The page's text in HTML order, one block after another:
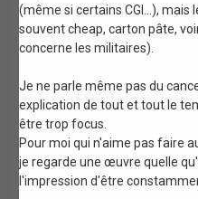
(même si certains CGI...),
souvent cheap, carton pâte,
concerne les militaires).
Je ne parle même pas du
explication de tout et tout le
être trop focus.
Pour moi qui n'aime pas faire
je regarde une œuvre quelle
l'impression d'être